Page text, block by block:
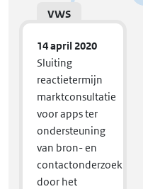
VWS
14 april 2020
Sluiting
reactietermijn
marktconsultatie
voor apps ter
ondersteuning
van bron- en
contactonderzoek
door het